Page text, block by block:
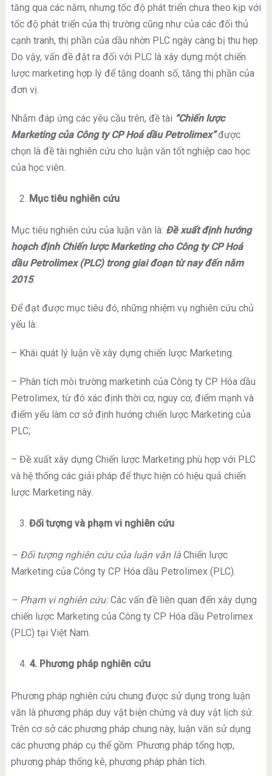
tăng qua các năm, nhưng tốc độ phát triển chưa theo kịp với
tốc độ phát triển của thị trường cũng như của các đối thủ
cạnh tranh, thị phần của dầu nhờn PLC ngày càng bị thu hẹp.
Do vậy, vấn đề đặt ra đối với PLC là xây dựng một chiến
lược marketing hợp lý để tăng doanh số, tăng thị phần của
đơn vị.
Nhằm đáp ứng các yêu cầu trên, đề tài “Chiến lược
Marketing của Công ty CP Hoá dầu Petrolimex”được
chọn là đề tài nghiên cứu cho luận văn tốt nghiệp cao học
của học viên.
Mục tiêu nghiên cứu
Mục tiêu nghiên cứu của luận văn là: Đề xuất định hướng
hoạch định Chiến lược Marketing cho Công ty CP Hoá
dầu Petrolimex (PLC) trong giai đoạn từ nay đến năm
2015.
Để đạt được mục tiêu đó, những nhiệm vụ nghiên cứu chủ
yếu là:
– Khái quát lý luận về xây dựng chiến lược Marketing.
– Phân tích môi trường marketinh của Công ty CP Hóa dầu
Petrolimex, từ đó xác định thời cơ, nguy cơ, điểm mạnh và
điểm yếu làm cơ sở định hướng chiến lược Marketing của
PLC;
– Đề xuất xây dựng Chiến lược Marketing phù hợp với PLC
và hệ thống các giải pháp để thực hiện có hiệu quả chiến
lược Marketing này.
Đối tượng và phạm vi nghiên cứu
– Đối tượng nghiên cứu của luận văn là Chiến lược
Marketing của Công ty CP Hóa dầu Petrolimex (PLC).
– Phạm vi nghiên cứu:Các vấn đề liên quan đến xây dựng
chiến lược Marketing của Công ty CP Hóa dầu Petrolimex
(PLC) tại Việt Nam.
4. Phương pháp nghiên cứu
Phương pháp nghiên cứu chung được sử dụng trong luận
văn là phương pháp duy vật biện chứng và duy vật lịch sử.
Trên cơ sở các phương pháp chung này, luận văn sử dụng
các phương pháp cụ thể gồm: Phương pháp tổng hợp,
phương pháp thống kê, phương pháp phân tích.